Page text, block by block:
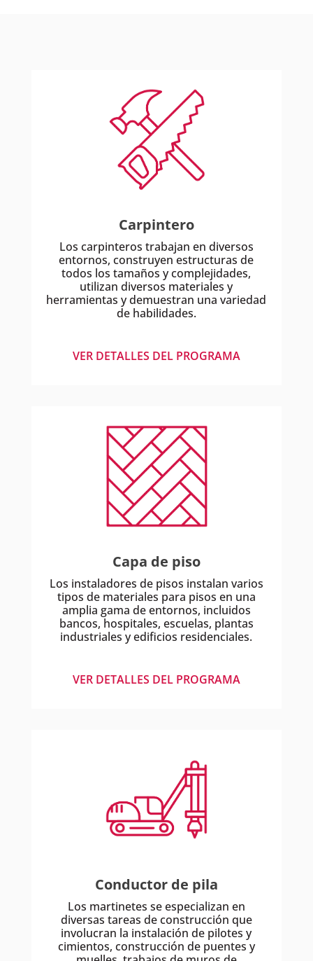
Carpintero
Los carpinteros trabajan en diversos
entornos, construyen estructuras de
todos los tamaños y complejidades,
utilizan diversos materiales y
herramientas y demuestran una variedad
de habilidades.
VER DETALLES DEL PROGRAMA
Capa de piso
Los instaladores de pisos instalan varios
tipos de materiales para pisos en una
amplia gama de entornos, incluidos
bancos, hospitales, escuelas, plantas
industriales y edificios residenciales.
VER DETALLES DEL PROGRAMA
Conductor de pila
Los martinetes se especializan en
diversas tareas de construcción que
involucran la instalación de pilotes y
cimientos, construcción de puentes y